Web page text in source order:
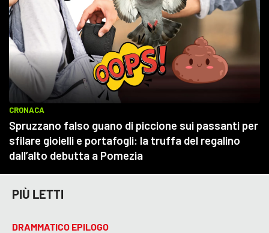
PIÙ LETTI
DRAMMATICO EPILOGO